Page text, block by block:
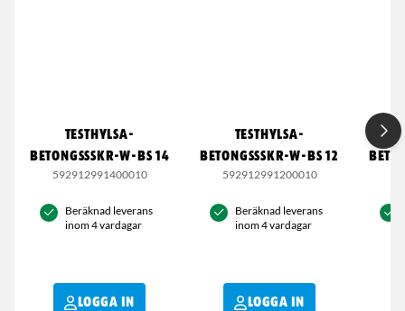
TESTHYLSA-
BETONGSSSKR-W-BS 14
592912991400010
Beräknad leverans
inom 4 vardagar
LOGGA IN
TESTHYLSA-
BETONGSSSKR-W-BS 12
592912991200010
Beräknad leverans
inom 4 vardagar
LOGGA IN